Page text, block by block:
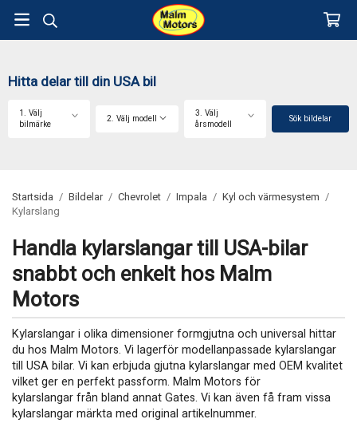
Hitta delar till din USA bil
1. Välj
bilmärke
2. Välj modell
3. Välj
årsmodell
Sök bildelar
Startsida / Bildelar / Chevrolet / Impala / Kyl och värmesystem /
Kylarslang
Handla kylarslangar till USA-bilar
snabbt och enkelt hos Malm
Motors
Kylarslangar i olika dimensioner formgjutna och universal hittar
du hos Malm Motors. Vi lagerför modellanpassade kylarslangar
till USA bilar. Vi kan erbjuda gjutna kylarslangar med OEM kvalitet
vilket ger en perfekt passform. Malm Motors för
kylarslangar från bland annat Gates. Vi kan även få fram vissa
kylarslangar märkta med original artikelnummer.